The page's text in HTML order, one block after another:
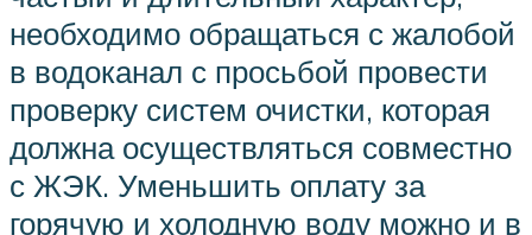
необходимо обращаться с жалобой
в водоканал с просьбой провести
проверку систем очистки, которая
должна осуществляться совместно
с ЖЭК. Уменьшить оплату за
горячую и холодную воду можно и в